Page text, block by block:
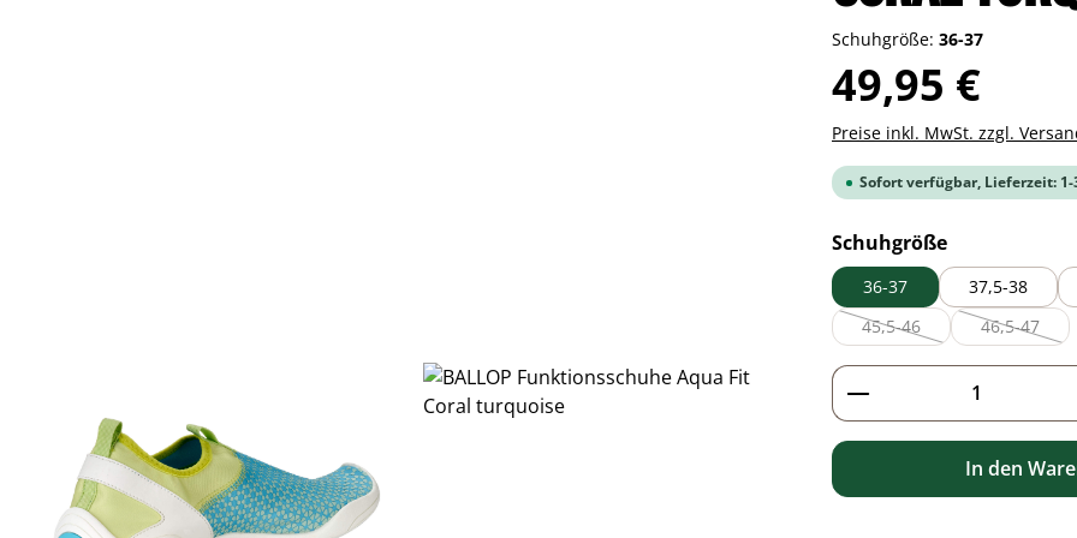
Schuhgröße: 36-37
Regulärer Preis:
49,95 €
Preise inkl. MwSt. zzgl.
Sofort verfügbar, Lieferzeit: 1-
Schuhgrößeauswählen
36-37 37,5-38
45,5-46
(Diese Option ist zurzeit
46,5-47
(Diese
Produkt Anzahl:
In den